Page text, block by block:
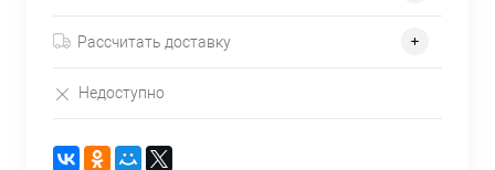
Рассчитать доставку
Недоступно